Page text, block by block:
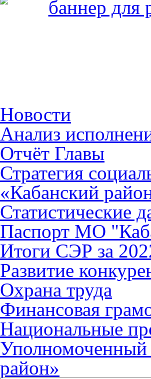
Новости
Анализ
Отчёт Главы
Стратегия
«Кабанский
Статистические
Паспорт МО
Итоги СЭР за
Развитие
Охрана труда
Финансовая
Национальные
район»